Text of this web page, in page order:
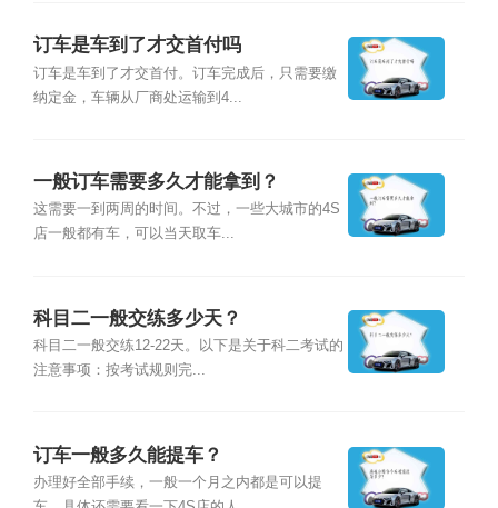
订车是车到了才交首付吗
订车是车到了才交首付。订车完成后，只需要缴
纳定金，车辆从厂商处运输到4...
一般订车需要多久才能拿到？
这需要一到两周的时间。不过，一些大城市的4S
店一般都有车，可以当天取车...
科目二一般交练多少天？
科目二一般交练12-22天。以下是关于科二考试的
注意事项：按考试规则完...
订车一般多久能提车？
办理好全部手续，一般一个月之内都是可以提